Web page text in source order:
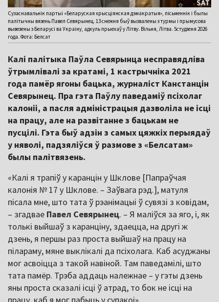
Сузаснавальнік партыі «Беларуская хрысціянская дэмакратыя», пісьменнік і былы
палітычны вязень Павел Севярынец. 13 снежня быў вызвалены з турмы і прымусова
вывезены з Беларусі ва Украіну, адкуль прыехаў у Літву. Вільня, Літва. 5студзеня 2026
года. Фота: Белсат
Калі палітыка Паўла Севярынца несправядліва
ўтрымлівалі за кратамі, 1 кастрычніка 2021
года памёр ягоны бацька, журналіст Канстанцін
Севярынец. Пра гэта Паўлу паведаміў псіхолаг
калоніі, а пасля адміністрацыя дазволіла не ісці
на працу, але на развітанне з бацькам не
пусцілі. Гэта быў адзін з самых цяжкіх перыядаў
у няволі, падзяліўся ў размове з «Белсатам»
былы палітвязень.
«Калі я трапіў у каранцін у Шклове [Папраўчая
калонія № 17 у Шклове. – Заўвага рэд.], матуля
пісала мне, што тата ў рэанімацыі ў сувязі з ковідам,
– згадвае Павел Севярынец. – Я маліўся за яго, і, як
толькі выйшаў з каранціну, здаецца, на другі ж
дзень, я першы раз проста выйшаў на працу на
пілараму, мяне выклікалі да псіхолага. Каб асуджаны
мог асвоіцца з такой навіной. Там паведамілі, што
тата памёр. Трэба аддаць належнае – у гэты дзень
яны проста сказалі ісці ў атрад, то бок не ісці на